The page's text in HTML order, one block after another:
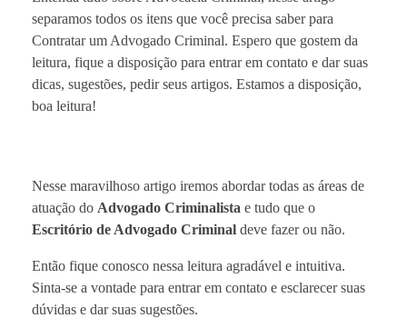
separamos todos os itens que você precisa saber para
Contratar um Advogado Criminal. Espero que gostem da
leitura, fique a disposição para entrar em contato e dar suas
dicas, sugestões, pedir seus artigos. Estamos a disposição,
boa leitura!
Nesse maravilhoso artigo iremos abordar todas as áreas de
atuação do Advogado Criminalista e tudo que o
Escritório de Advogado Criminal deve fazer ou não.
Então fique conosco nessa leitura agradável e intuitiva.
Sinta-se a vontade para entrar em contato e esclarecer suas
dúvidas e dar suas sugestões.